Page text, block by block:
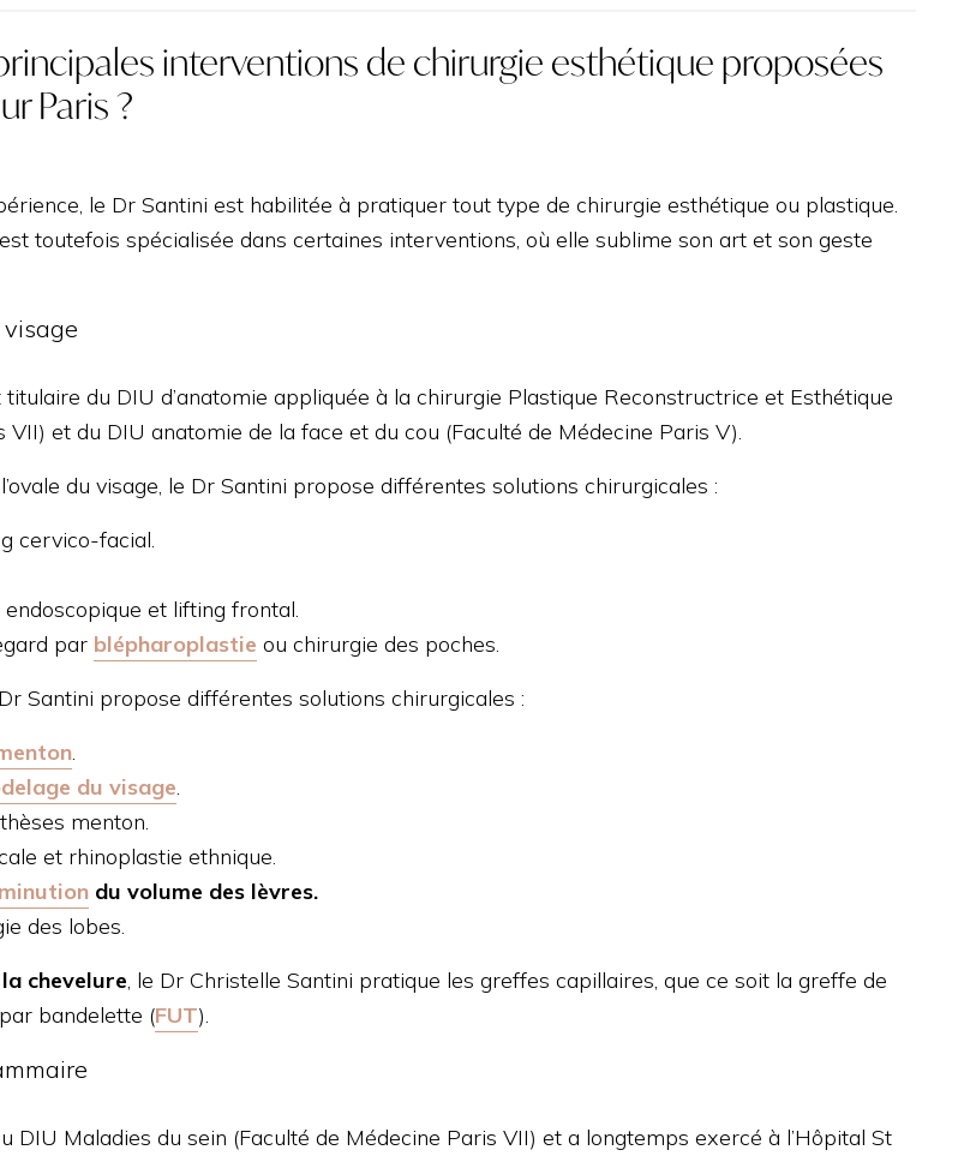
interventions de chirurgie esthétique proposées
Paris ?
le Dr Santini est habilitée à pratiquer tout type de chirurgie esthétique ou plastique.
toutefois spécialisée dans certaines interventions, où elle sublime son art et son geste
du DIU d’anatomie appliquée à la chirurgie Plastique Reconstructrice et Esthétique
VII) et du DIU anatomie de la face et du cou (Faculté de Médecine Paris V).
du visage, le Dr Santini propose différentes solutions chirurgicales :
cervico-facial.
endoscopique et lifting frontal.
par blépharoplastie ou chirurgie des poches.
Santini propose différentes solutions chirurgicales :
.
du visage.
menton.
et rhinoplastie ethnique.
du volume des lèvres.
des lobes.
chevelure, le Dr Christelle Santini pratique les greffes capillaires, que ce soit la greffe de
bandelette (FUT).
DIU Maladies du sein (Faculté de Médecine Paris VII) et a longtemps exercé à l’Hôpital St